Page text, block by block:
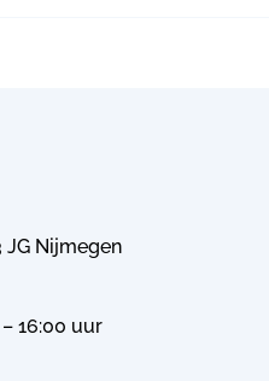
JG Nijmegen
16:00 uur